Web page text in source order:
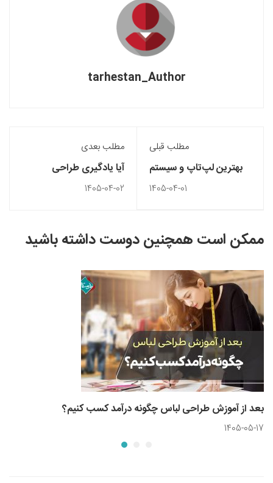
tarhestan_Author
مطلب قبلی
بهترین لپ‌تاپ و سیستم
برای یادگیری طراحی
1405-04-01
مطلب بعدی
آیا یادگیری طراحی
گرافیک به استعداد هنری
1405-04-02
ممکن است همچنین دوست داشته باشید
بعد از آموزش طراحی لباس چگونه درآمد کسب کنیم؟
1405-05-17